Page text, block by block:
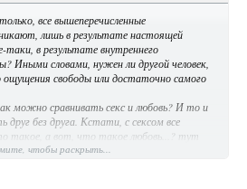
все вышеперечисленные
лишь в результате настоящей
в результате внутреннего
Иными словами, нужен ли другой человек,
ощущения свободы или достаточно самого
можно сравнивать секс и любовь? И то и
без друга. Кстати, с сексом все
такое, а вот, что такое любовь...? тут
а если нет четкого определения,
чтобы раскрыть...